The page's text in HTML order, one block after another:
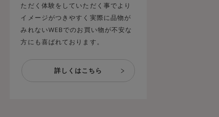
ただく体験をしていただく事でより
イメージがつきやすく実際に品物が
みれないWEBでのお買い物が不安な
方にも喜ばれております。